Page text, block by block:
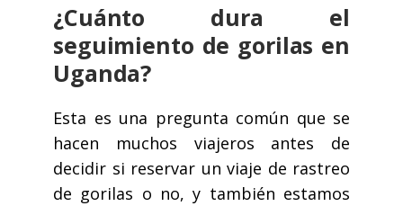
¿Cuánto dura el
seguimiento de gorilas en
Uganda?
Esta es una pregunta común que se
hacen muchos viajeros antes de
decidir si reservar un viaje de rastreo
de gorilas o no, y también estamos